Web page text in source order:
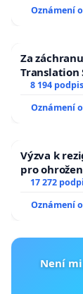
Oznámení
Za
Translation
University
8 194
Oznámení
Výzva k
pro
17 272
Oznámení
Není